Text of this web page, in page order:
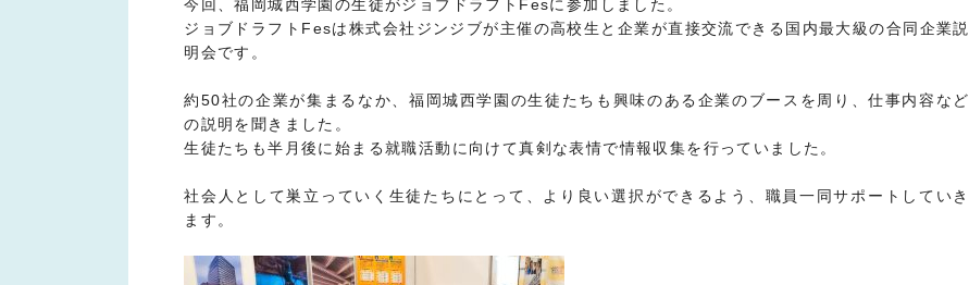
今回、福岡城西学園の生徒がジョブドラフトFesに参加しました。
ジョブドラフトFesは株式会社ジンジブが主催の高校生と企業が直接交流できる国内最大級の合同企業説
明会です。
約50社の企業が集まるなか、福岡城西学園の生徒たちも興味のある企業のブースを周り、仕事内容など
の説明を聞きました。
生徒たちも半月後に始まる就職活動に向けて真剣な表情で情報収集を行っていました。
社会人として巣立っていく生徒たちにとって、より良い選択ができるよう、職員一同サポートしていき
ます。